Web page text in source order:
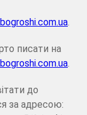
писати на
до
за адресою: